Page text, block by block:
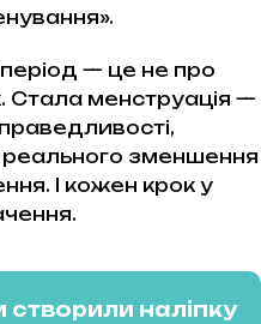
— це не про
Стала менструація —
зменшення
І кожен крок у
наліпку